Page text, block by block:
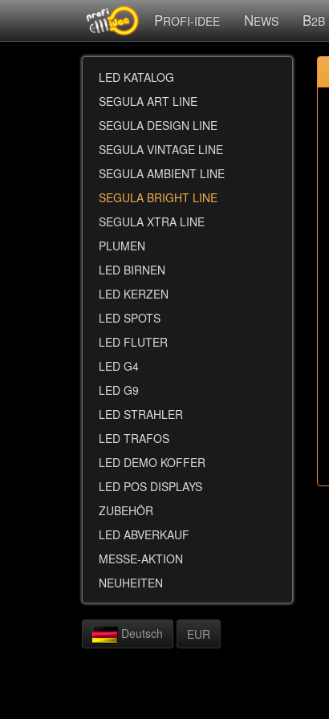
PROFI-IDEE NEWS B2B
LED KATALOG
SEGULA ART LINE
SEGULA DESIGN LINE
SEGULA VINTAGE LINE
SEGULA AMBIENT LINE
SEGULA BRIGHT LINE
SEGULA XTRA LINE
PLUMEN
LED BIRNEN
LED KERZEN
LED SPOTS
LED FLUTER
LED G4
LED G9
LED STRAHLER
LED TRAFOS
LED DEMO KOFFER
LED POS DISPLAYS
ZUBEHÖR
LED ABVERKAUF
MESSE-AKTION
NEUHEITEN
Deutsch EUR